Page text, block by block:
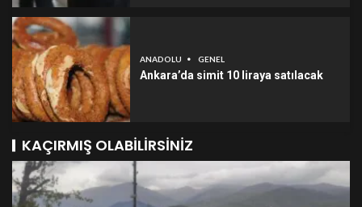
ANADOLU GENEL
Ankara’da simit 10 liraya satılacak
KAÇIRMIŞ OLABILIRSINIZ